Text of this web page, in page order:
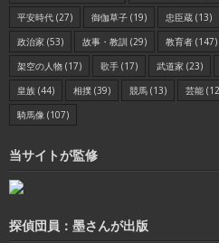
平安時代 (27) 御伽草子 (19) 忠臣蔵 (13)
政治家 (53) 故事・教訓 (29) 教育者 (147)
架空の人物 (17) 歌手 (17) 武道家 (23)
皇族 (44) 相撲 (39) 競馬 (13) 芸能
騎馬像 (107)
当サイトが監修
探偵団員：墨さんが出版